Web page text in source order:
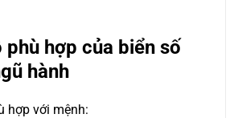
hợp của biển số
hành
hợp với mệnh: